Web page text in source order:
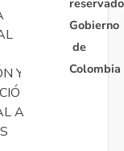
Y
A
Gobierno
de
Colombia